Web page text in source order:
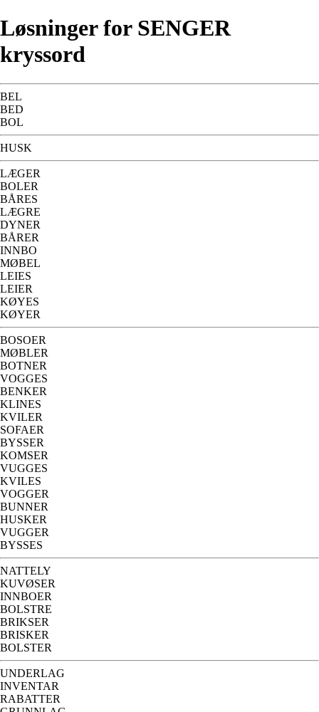
Løsninger for SENGER
kryssord
BEL
BED
BOL
HUSK
LÆGER
BOLER
BÅRES
LÆGRE
DYNER
BÅRER
INNBO
MØBEL
LEIES
LEIER
KØYES
KØYER
BOSOER
MØBLER
BOTNER
VOGGES
BENKER
KLINES
KVILER
SOFAER
BYSSER
KOMSER
VUGGES
KVILES
VOGGER
BUNNER
HUSKER
VUGGER
BYSSES
NATTELY
KUVØSER
INNBOER
BOLSTRE
BRIKSER
BRISKER
BOLSTER
UNDERLAG
INVENTAR
RABATTER